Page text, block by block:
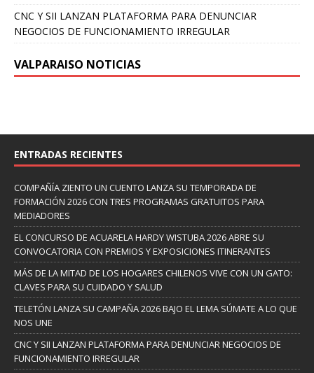
CNC Y SII LANZAN PLATAFORMA PARA DENUNCIAR
NEGOCIOS DE FUNCIONAMIENTO IRREGULAR
VALPARAISO NOTICIAS
ENTRADAS RECIENTES
COMPAÑÍA ZIENTO UN CUENTO LANZA SU TEMPORADA DE
FORMACIÓN 2026 CON TRES PROGRAMAS GRATUITOS PARA
MEDIADORES
EL CONCURSO DE ACUARELA HARDY WISTUBA 2026 ABRE SU
CONVOCATORIA CON PREMIOS Y EXPOSICIONES ITINERANTES
MÁS DE LA MITAD DE LOS HOGARES CHILENOS VIVE CON UN GATO:
CLAVES PARA SU CUIDADO Y SALUD
TELETÓN LANZA SU CAMPAÑA 2026 BAJO EL LEMA SÚMATE A LO QUE
NOS UNE
CNC Y SII LANZAN PLATAFORMA PARA DENUNCIAR NEGOCIOS DE
FUNCIONAMIENTO IRREGULAR